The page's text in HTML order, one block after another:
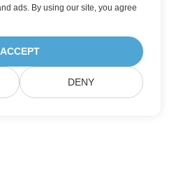
ads. By using our site, you agree
ACCEPT
DENY